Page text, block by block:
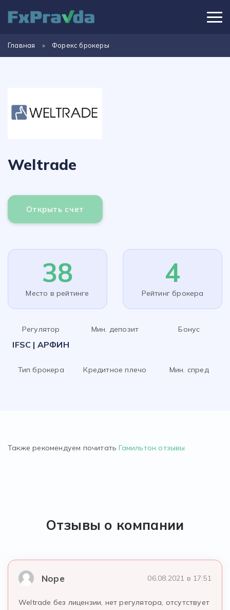
Главная » Форекс брокеры
Weltrade
Открыть счет
38
Место в рейтинге
4
Рейтинг брокера
Регулятор
IFSC | АРФИН
Мин. депозит Бонус
Тип брокера Кредитное плечо Мин. спред
Также рекомендуем почитатьГамильтон отзывы
Отзывы о компании
Nope 06.08.2021 в 17:51
Weltrade без лицензии, нет регулятора, отсутствует